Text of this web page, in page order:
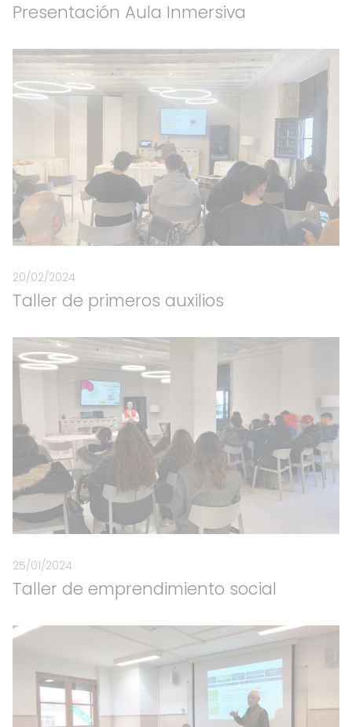
Presentación Aula Inmersiva
20/02/2024
Taller de primeros auxilios
25/01/2024
Taller de emprendimiento social